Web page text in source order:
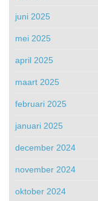
juni 2025
mei 2025
april 2025
maart 2025
februari 2025
januari 2025
december 2024
november 2024
oktober 2024